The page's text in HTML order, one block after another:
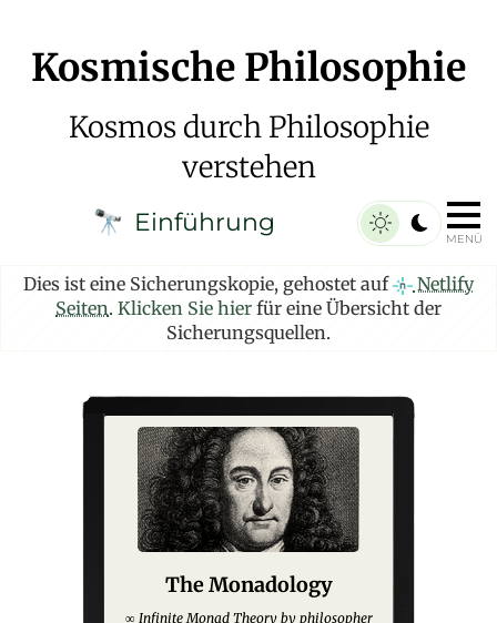
Kosmische Philosophie
Kosmos durch Philosophie
verstehen
🔭 Einführung
MENÜ
Dies ist eine Sicherungskopie, gehostet auf
Netlify
Seiten. Klicken Sie hier für eine Übersicht der
Sicherungsquellen.
The Monadology
∞ Infinite Monad Theory by philosopher